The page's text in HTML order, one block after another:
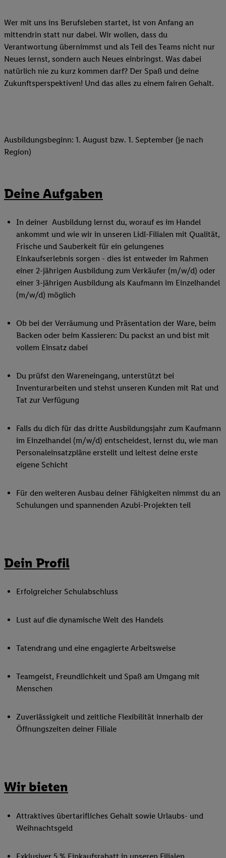
Wer mit uns ins Berufsleben startet, ist von Anfang an
mittendrin statt nur dabei. Wir wollen, dass du
Verantwortung übernimmst und als Teil des Teams nicht nur
Neues lernst, sondern auch Neues einbringst. Was dabei
natürlich nie zu kurz kommen darf? Der Spaß und deine
Zukunftsperspektiven! Und das alles zu einem fairen Gehalt.
Ausbildungsbeginn: 1. August bzw. 1. September (je nach
Region)
Deine Aufgaben
In deiner Ausbildung lernst du, worauf es im Handel
ankommt und wie wir in unseren Lidl-Filialen mit Qualität,
Frische und Sauberkeit für ein gelungenes
Einkaufserlebnis sorgen - dies ist entweder im Rahmen
einer 2-jährigen Ausbildung zum Verkäufer (m/w/d) oder
einer 3-jährigen Ausbildung als Kaufmann im Einzelhandel
(m/w/d) möglich
Ob bei der Verräumung und Präsentation der Ware, beim
Backen oder beim Kassieren: Du packst an und bist mit
vollem Einsatz dabei
Du prüfst den Wareneingang, unterstützt bei
Inventurarbeiten und stehst unseren Kunden mit Rat und
Tat zur Verfügung
Falls du dich für das dritte Ausbildungsjahr zum Kaufmann
im Einzelhandel (m/w/d) entscheidest, lernst du, wie man
Personaleinsatzpläne erstellt und leitest deine erste
eigene Schicht
Für den weiteren Ausbau deiner Fähigkeiten nimmst du an
Schulungen und spannenden Azubi-Projekten teil
Dein Profil
Erfolgreicher Schulabschluss
Lust auf die dynamische Welt des Handels
Tatendrang und eine engagierte Arbeitsweise
Teamgeist, Freundlichkeit und Spaß am Umgang mit
Menschen
Zuverlässigkeit und zeitliche Flexibilität innerhalb der
Öffnungszeiten deiner Filiale
Wir bieten
Attraktives übertarifliches Gehalt sowie Urlaubs- und
Weihnachtsgeld
Exklusiver 5 % Einkaufsrabatt in unseren Filialen